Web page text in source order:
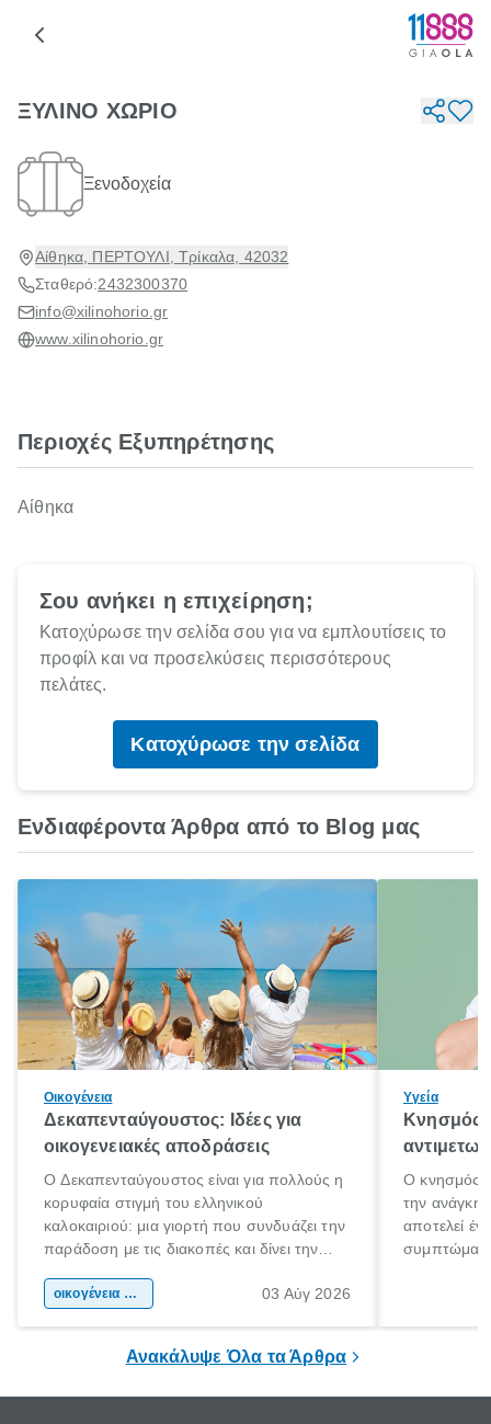
ΞΥΛΙΝΟ ΧΩΡΙΟ
Ξενοδοχεία
Αίθηκα, ΠΕΡΤΟΥΛΙ, Τρίκαλα, 42032
Σταθερό:2432300370
info@xilinohorio.gr
www.xilinohorio.gr
Περιοχές Εξυπηρέτησης
Αίθηκα
Σου ανήκει η επιχείρηση;
Κατοχύρωσε την σελίδα σου για να εμπλουτίσεις το
προφίλ και να προσελκύσεις περισσότερους
πελάτες.
Κατοχύρωσε την σελίδα
Ενδιαφέροντα Άρθρα από το Blog μας
Οικογένεια
Δεκαπενταύγουστος: Ιδέες για
οικογενειακές αποδράσεις
Ο Δεκαπενταύγουστος είναι για πολλούς η
κορυφαία στιγμή του ελληνικού
καλοκαιριού: μια γιορτή που συνδυάζει την
παράδοση με τις διακοπές και δίνει την
χώρας. Είτε πρόκειται για λίγες μέρες
οικογένεια & παιδί 03 Αύγ 2026
Υγεία
Κνησμός:
Ο κνησμός
την ανάγκη
αποτελεί
Ανακάλυψε Όλα τα Άρθρα